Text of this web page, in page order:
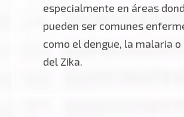
especialmente en áreas
pueden ser comunes
como el dengue, la malaria
del Zika.